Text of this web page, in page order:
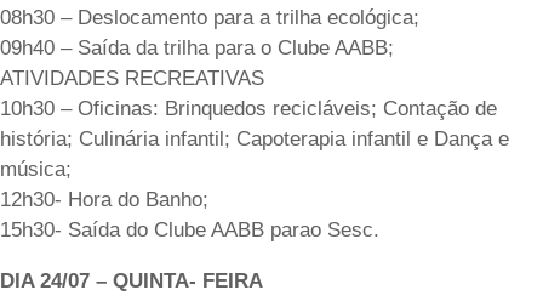
08h30 – Deslocamento para a trilha ecológica;
09h40 – Saída da trilha para o Clube AABB;
ATIVIDADES RECREATIVAS
10h30 – Oficinas: Brinquedos recicláveis; Contação de
história; Culinária infantil; Capoterapia infantil e Dança e
música;
12h30- Hora do Banho;
15h30- Saída do Clube AABB parao Sesc.
DIA 24/07 – QUINTA- FEIRA